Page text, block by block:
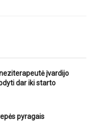
įvardijo
dar iki starto
pyragais